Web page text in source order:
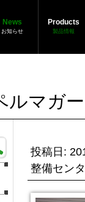
News
お知らせ
Products
製品情報
ルマガ
投稿日:
整備セン